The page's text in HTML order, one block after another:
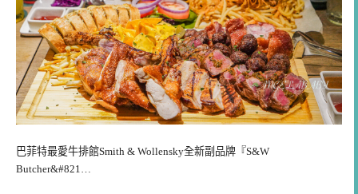
巴菲特最愛牛排館Smith & Wollensky全新副品牌『S&W
Butcher&#821…